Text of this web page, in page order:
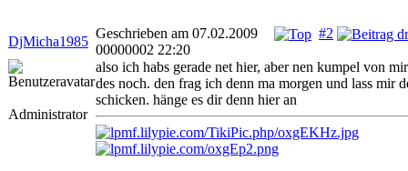
DjMicha1985
#2
Geschrieben am 07.02.2009
00000002 22:20
Administrator
also ich habs gerade net hier, aber nen kumpel von
des noch. den frag ich denn ma morgen und lass mir
schicken. hänge es dir denn hier an